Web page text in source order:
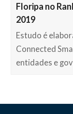
Floripa no
2019
Estudo é
Connected
entidades e